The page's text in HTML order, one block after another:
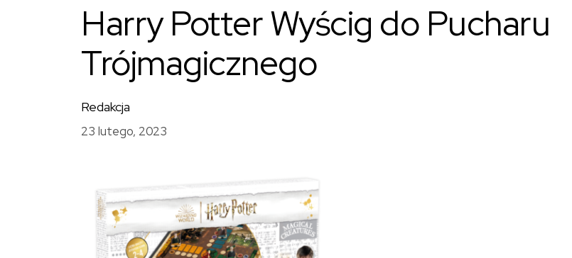
Harry Potter Wyścig do Pucharu
Trójmagicznego
Redakcja
23 lutego, 2023